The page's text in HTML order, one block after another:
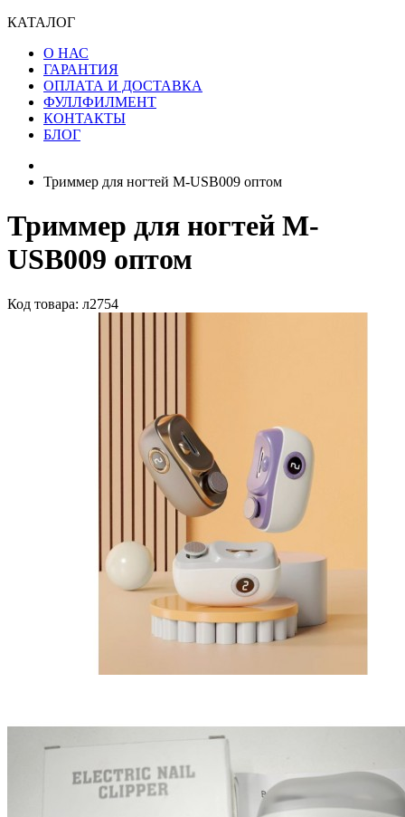
КАТАЛОГ
О НАС
ГАРАНТИЯ
ОПЛАТА И ДОСТАВКА
ФУЛЛФИЛМЕНТ
КОНТАКТЫ
БЛОГ
Триммер для ногтей M-USB009 оптом
Триммер для ногтей M-
USB009 оптом
Код товара: л2754